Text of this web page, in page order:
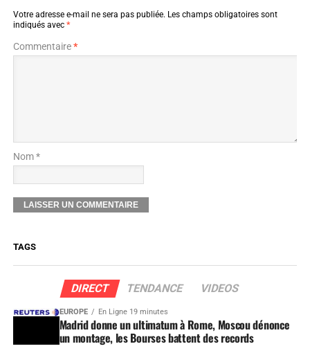
Votre adresse e-mail ne sera pas publiée. Les champs obligatoires sont
indiqués avec *
Commentaire*
Nom *
TAGS
DIRECT TENDANCE VIDEOS
EUROPE En Ligne 19 minutes
Madrid donne un ultimatum à Rome, Moscou dénonce
un montage, les Bourses battent des records